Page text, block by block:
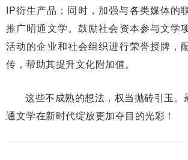
IP衍生产品；同时，加强与各类媒体的
推广昭通文学。鼓励社会资本参与文学
活动的企业和社会组织进行荣誉授牌，
传，帮助其提升文化附加值。
这些不成熟的想法，权当抛砖引玉。
通文学在新时代绽放更加夺目的光彩！